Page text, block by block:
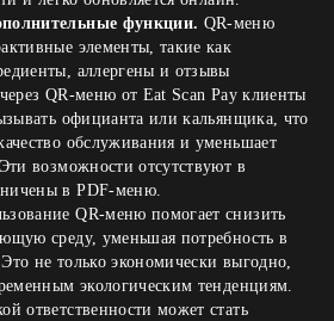
функции. QR-меню
элементы, такие как
аллергены и отзывы
QR-меню от Eat Scan Pay клиенты
официанта или кальянщика, что
обслуживания и уменьшает
возможности отсутствуют в
в PDF-меню.
QR-меню помогает снизить
среду, уменьшая потребность в
не только экономически выгодно,
экологическим тенденциям.
ответственности может стать